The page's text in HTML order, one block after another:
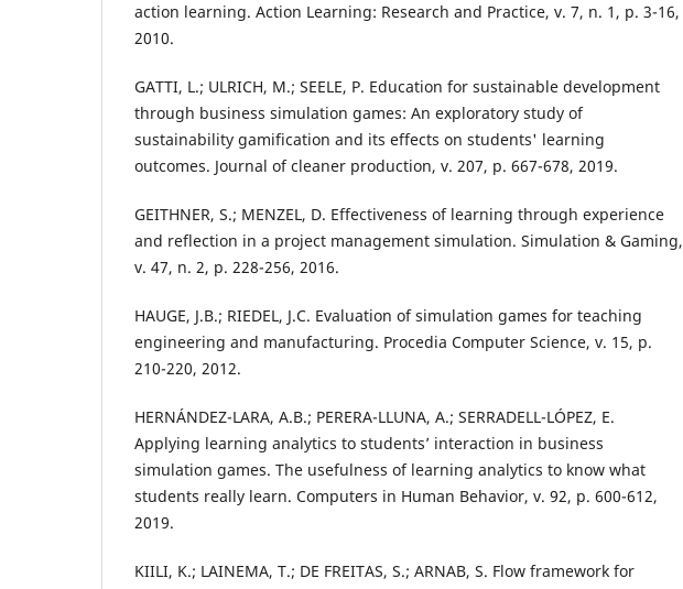
action learning. Action Learning: Research and Practice, v. 7, n. 1, p. 3-16,
2010.
GATTI, L.; ULRICH, M.; SEELE, P. Education for sustainable development
through business simulation games: An exploratory study of
sustainability gamification and its effects on students' learning
outcomes. Journal of cleaner production, v. 207, p. 667-678, 2019.
GEITHNER, S.; MENZEL, D. Effectiveness of learning through experience
and reflection in a project management simulation. Simulation & Gaming,
v. 47, n. 2, p. 228-256, 2016.
HAUGE, J.B.; RIEDEL, J.C. Evaluation of simulation games for teaching
engineering and manufacturing. Procedia Computer Science, v. 15, p.
210-220, 2012.
HERNÁNDEZ-LARA, A.B.; PERERA-LLUNA, A.; SERRADELL-LÓPEZ, E.
Applying learning analytics to students’ interaction in business
simulation games. The usefulness of learning analytics to know what
students really learn. Computers in Human Behavior, v. 92, p. 600-612,
2019.
KIILI, K.; LAINEMA, T.; DE FREITAS, S.; ARNAB, S. Flow framework for